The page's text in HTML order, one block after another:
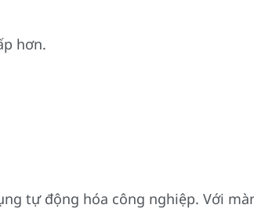
hơn.
tự động hóa công nghiệp. Với